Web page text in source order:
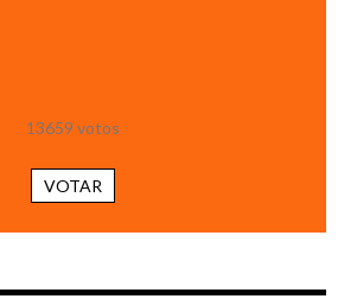
13659 votos
VOTAR